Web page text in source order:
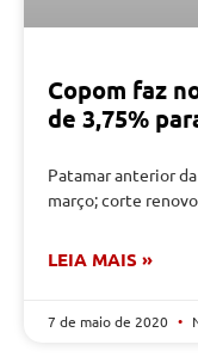
Copom faz
de 3,75%
Patamar anterior
março; corte
LEIA MAIS »
7 de maio de 2020